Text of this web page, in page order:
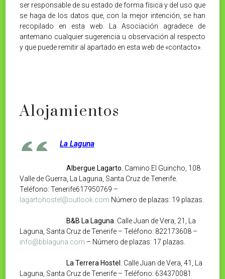
ser responsable de su estado de forma física y del uso que
se haga de los datos que, con la mejor intención, se han
recopilado en esta web. La Asociación agradece de
antemano cualquier sugerencia u observación al respecto
y que puede remitir al apartado en esta web de «contacto».
Alojamientos
La Laguna
Albergue Lagarto. Camino El Guincho, 108
Valle de Guerra, La Laguna, Santa Cruz de Tenerife.
Teléfono: Tenerife617950769 –
lagartohostel@outlook.com Número de plazas: 19 plazas.
B&B La Laguna . Calle Juan de Vera, 21, La
Laguna, Santa Cruz de Tenerife – Teléfono: 822173608 –
info@bblaguna.com – Número de plazas: 17 plazas.
La Terrera Hostel
. Calle Juan de Vera, 41, La
Laguna, Santa Cruz de Tenerife – Teléfono: 634370081